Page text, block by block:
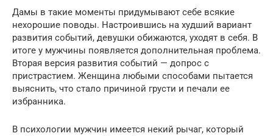
Дамы в такие моменты придумывают себе всякие
нехорошие поводы. Настроившись на худший вариант
развития событий, девушки обижаются, уходят в себя. В
итоге у мужчины появляется дополнительная проблема.
Вторая версия развития событий — допрос с
пристрастием. Женщина любыми способами пытается
выяснить, что стало причиной грусти и печали ее
избранника.
В психологии мужчин имеется некий рычаг, который